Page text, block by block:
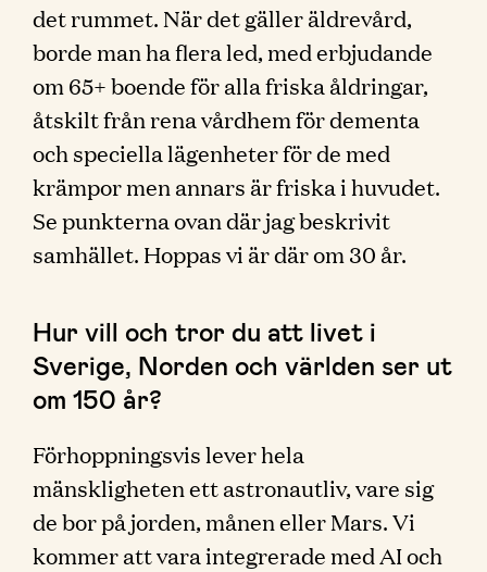
det rummet. När det gäller äldrevård,
borde man ha flera led, med erbjudande
om 65+ boende för alla friska åldringar,
åtskilt från rena vårdhem för dementa
och speciella lägenheter för de med
krämpor men annars är friska i huvudet.
Se punkterna ovan där jag beskrivit
samhället. Hoppas vi är där om 30 år.
Hur vill och tror du att livet i
Sverige, Norden och världen ser ut
om 150 år?
Förhoppningsvis lever hela
mänskligheten ett astronautliv, vare sig
de bor på jorden, månen eller Mars. Vi
kommer att vara integrerade med AI och